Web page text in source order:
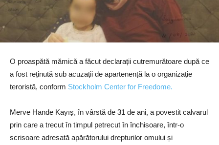
O proaspătă mămică a făcut declarații cutremurătoare după ce
a fost reținută sub acuzații de apartenență la o organizație
teroristă, conform Stockholm Center for Freedome.
Merve Hande Kayıș, în vârstă de 31 de ani, a povestit calvarul
prin care a trecut în timpul petrecut în închisoare, într-o
scrisoare adresată apărătorului drepturilor omului și